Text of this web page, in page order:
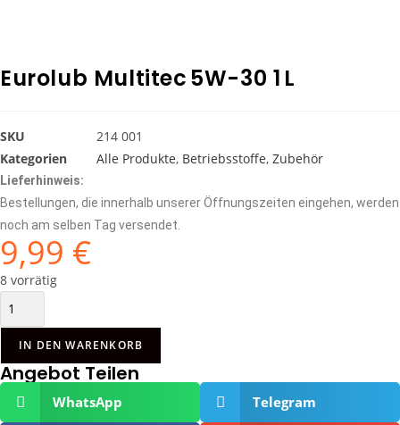
Eurolub Multitec 5W-30 1 L
SKU
214 001
Kategorien
Alle Produkte, Betriebsstoffe, Zubehör
Lieferhinweis:
Bestellungen, die innerhalb unserer Öffnungszeiten eingehen, werden
noch am selben Tag versendet.
9,99 €
8 vorrätig
IN DEN WARENKORB
Angebot Teilen
WhatsApp Telegram